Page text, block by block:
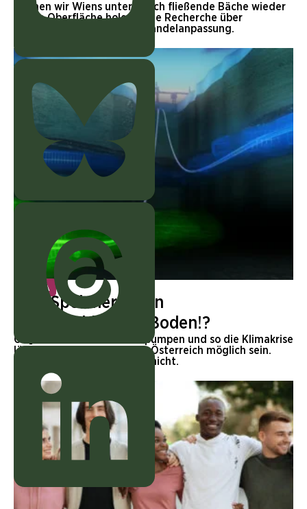
Können wir Wiens unterirdisch fließende Bäche wieder
an die Oberfläche holen? Eine Recherche über
Lebensqualität und Klimawandelanpassung.
KLIMA
CO2-Speicherung in
österreichischem Boden!?
CO₂ einfach in den Boden pumpen und so die Klimakrise
lösen? Das soll bald auch in Österreich möglich sein.
Aber ganz so einfach ist es nicht.